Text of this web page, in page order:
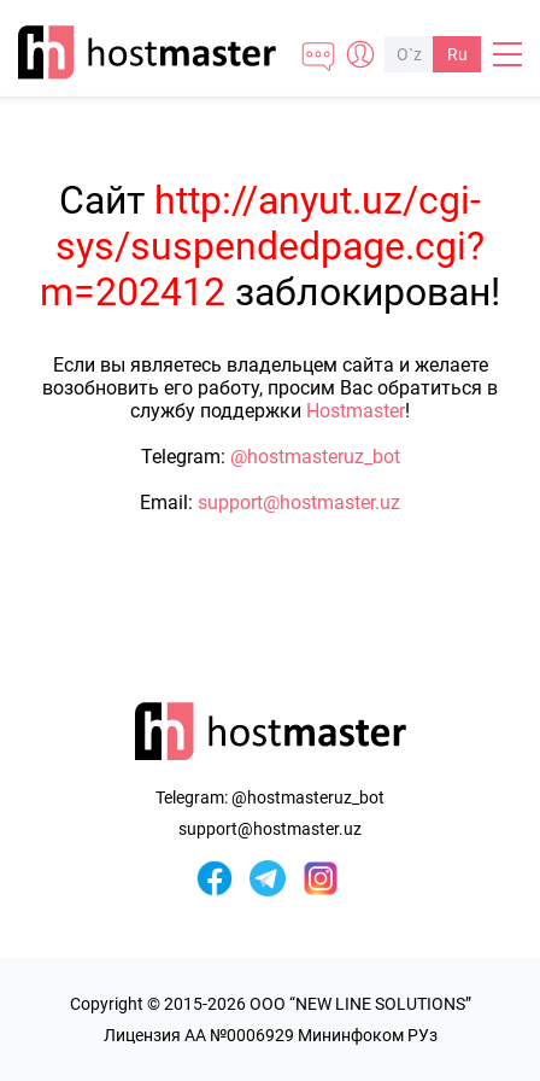
O`z Ru
Сайт http://anyut.uz/cgi-
sys/suspendedpage.cgi?
m=202412 заблокирован!
Если вы являетесь владельцем сайта и желаете
возобновить его работу, просим Вас обратиться в
службу поддержки Hostmaster!
Telegram: @hostmasteruz_bot
Email: support@hostmaster.uz
Telegram:@hostmasteruz_bot
support@hostmaster.uz
Copyright © 2015-2026 OOO “NEW LINE SOLUTIONS”
Лицензия AA №0006929 Мининфоком РУз